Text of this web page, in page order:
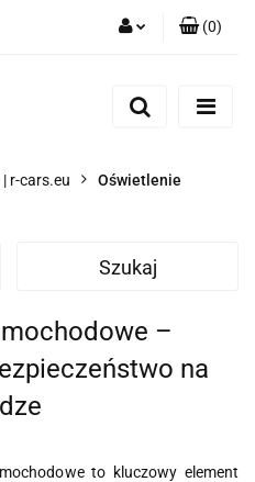
Zarejestruj się
(0)
r-cars.eu Oświetlenie
Szukaj
–
na
to kluczowy element